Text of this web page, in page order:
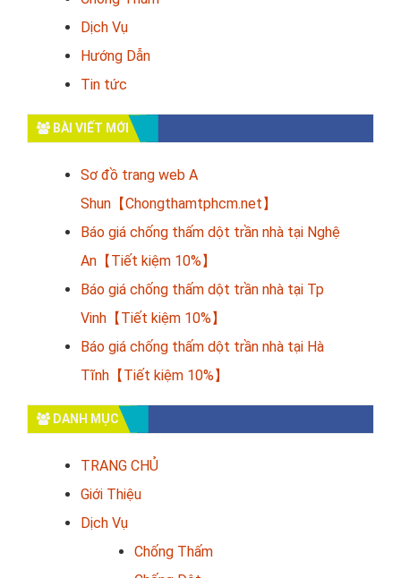
Dịch Vụ
Hướng Dẫn
Tin tức
BÀI VIẾT MỚI
Sơ đồ trang web A
Shun【Chongthamtphcm.net】
Báo giá chống thấm dột trần nhà tại Nghệ
An【Tiết kiệm 10%】
Báo giá chống thấm dột trần nhà tại Tp
Vinh【Tiết kiệm 10%】
Báo giá chống thấm dột trần nhà tại Hà
Tĩnh【Tiết kiệm 10%】
DANH MỤC
TRANG CHỦ
Giới Thiệu
Dịch Vụ
Chống Thấm